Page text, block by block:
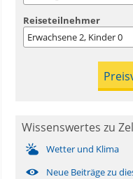
Reiseteilnehmer
Erwachsene2, Kinder0
Wissenswertes zu
Wetter und Klima
Neue Beiträge zu